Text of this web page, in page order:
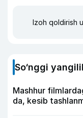
Izoh qoldirish
So‘nggi
Mashhur
da, kesib